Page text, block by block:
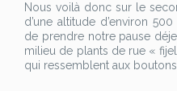
Nous voilà donc sur le
d’une altitude d’environ
de prendre notre pause
milieu de plants de rue «
qui ressemblent aux boutons